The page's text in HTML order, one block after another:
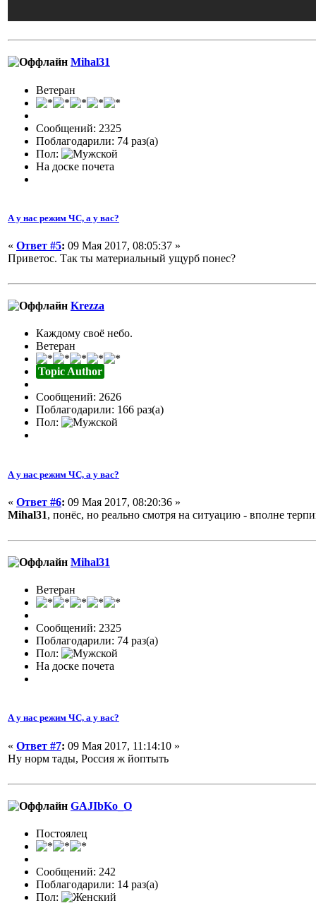
Mihal31
Ветеран
Сообщений: 2325
Поблагодарили: 74 раз(а)
Пол:
На доске почета
А у нас режим ЧС, а у вас?
« Ответ #5: 09 Мая 2017, 08:05:37 »
Приветос. Так ты материальный ущурб понес?
Krezza
Каждому своё небо.
Ветеран
Topic Author
Сообщений: 2626
Поблагодарили: 166 раз(а)
Пол:
А у нас режим ЧС, а у вас?
« Ответ #6: 09 Мая 2017, 08:20:36 »
Mihal31, понёс, но реально смотря на ситуацию - вполне
Mihal31
Ветеран
Сообщений: 2325
Поблагодарили: 74 раз(а)
Пол:
На доске почета
А у нас режим ЧС, а у вас?
« Ответ #7: 09 Мая 2017, 11:14:10 »
Ну норм тады, Россия ж йоптыть
GAJIbKo_O
Постоялец
Сообщений: 242
Поблагодарили: 14 раз(а)
Пол: